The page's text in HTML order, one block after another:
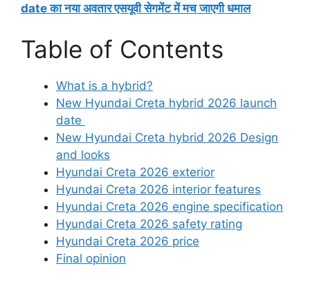
date का नया अवतार एसयूवी सेगमेंट में मच जाएगी धमाल
Table of Contents
What is a hybrid?
New Hyundai Creta hybrid 2026 launch
date
New Hyundai Creta hybrid 2026 Design
and looks
Hyundai Creta 2026 exterior
Hyundai Creta 2026 interior features
Hyundai Creta 2026 engine specification
Hyundai Creta 2026 safety rating
Hyundai Creta 2026 price
Final opinion